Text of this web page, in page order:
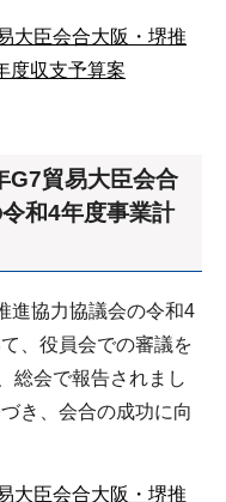
大臣会合大阪・堺推
度収支予算案
G7貿易大臣会合
和4年度事業計
進協力協議会の令和4
、役員会での審議を
総会で報告されまし
き、会合の成功に向
大臣会合大阪・堺推